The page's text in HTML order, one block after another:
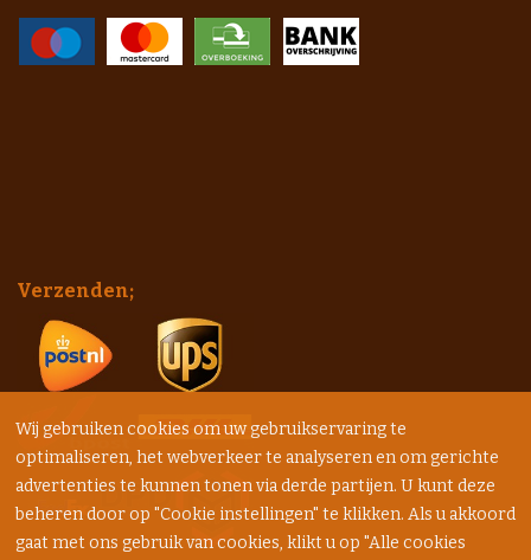
Verzenden;
Wij gebruiken cookies om uw gebruikservaring te
optimaliseren, het webverkeer te analyseren en om gerichte
advertenties te kunnen tonen via derde partijen. U kunt deze
beheren door op "Cookie instellingen" te klikken. Als u akkoord
gaat met ons gebruik van cookies, klikt u op "Alle cookies